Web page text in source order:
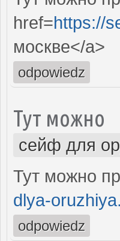
href=https://
москве</a>
odpowiedz
Тут можно
сейф для
Тут можно
dlya-
odpowiedz